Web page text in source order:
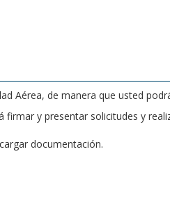
Aérea, de manera que usted
firmar y presentar solicitudes y
documentación.